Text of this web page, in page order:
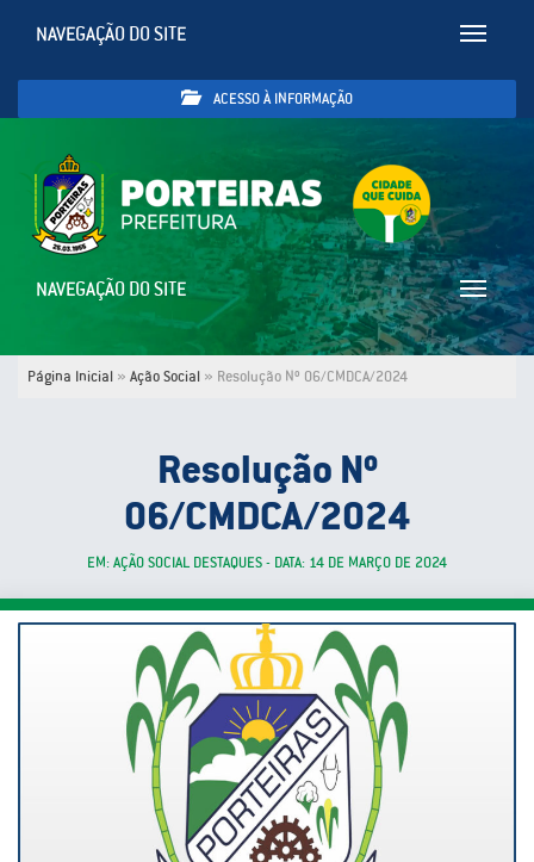
Toggle
NAVEGAÇÃO DO SITE
ACESSO À INFORMAÇÃO
Toggle
NAVEGAÇÃO DO SITE
Página Inicial » Ação Social » Resolução Nº 06/CMDCA/2024
Resolução Nº
06/CMDCA/2024
EM: AÇÃO SOCIAL DESTAQUES - DATA: 14 DE MARÇO DE 2024